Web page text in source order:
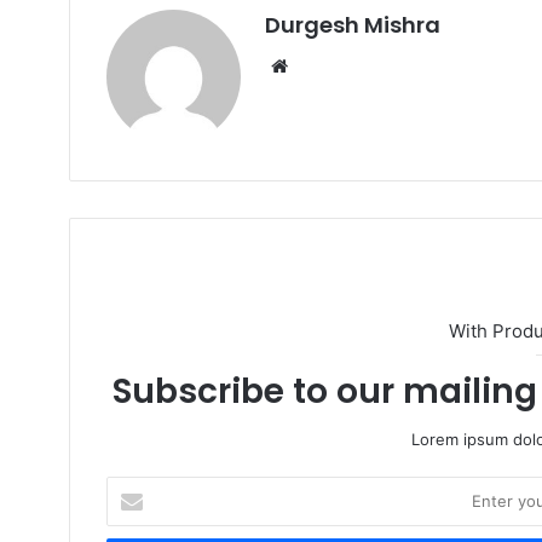
Durgesh Mishra
Website
With
Subscribe to our
Lorem ipsum
your
Email